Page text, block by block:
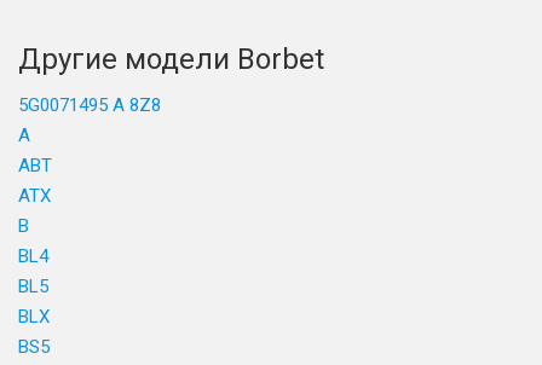
Другие модели Borbet
5G0071495 A 8Z8
A
ABT
ATX
B
BL4
BL5
BLX
BS5